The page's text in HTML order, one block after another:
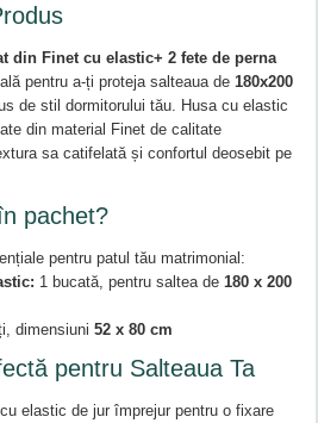
din Finet cu elastic+ 2 fete de perna
pentru a-ți proteja salteaua de 180x200
de stil dormitorului tău. Husa cu elastic
din material Finet de calitate
sa catifelată și confortul deosebit pe
pachet?
pentru patul tău matrimonial:
1 bucată, pentru saltea de 180 x 200
dimensiuni52 x 80 cm
pentru Salteaua Ta
elastic de jur împrejur pentru o fixare